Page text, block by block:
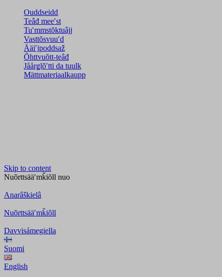
Ouddseidd
Teâđ meeʹst
Tuʹmmstõktuâjj
Vasttõsvuuʹd
Ääiʹjpoddsaž
Õhttvuõtt-teâđ
Jåårǥlõʹtti da tuulk
Mättmateriaalkaupp
Skip to content
Nuõrttsääʹmǩiõll nuo
Anarâškielâ
Nuõrttsääʹmǩiõll
Davvisámegiella
Suomi
English